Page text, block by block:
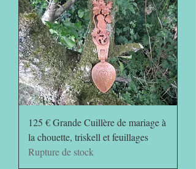
125 € Grande Cuillère de mariage à
la chouette, triskell et feuillages
Rupture de stock